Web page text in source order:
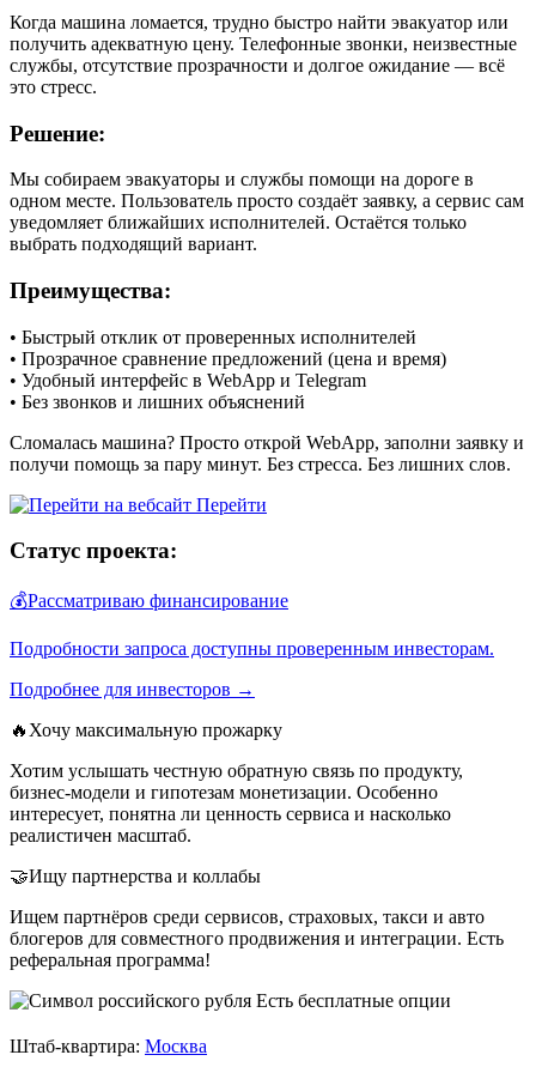
Когда машина ломается, трудно быстро найти эвакуатор или
получить адекватную цену. Телефонные звонки, неизвестные
службы, отсутствие прозрачности и долгое ожидание — всё
это стресс.
Решение:
Мы собираем эвакуаторы и службы помощи на дороге в
одном месте. Пользователь просто создаёт заявку, а сервис сам
уведомляет ближайших исполнителей. Остаётся только
выбрать подходящий вариант.
Преимущества:
• Быстрый отклик от проверенных исполнителей
• Прозрачное сравнение предложений (цена и время)
• Удобный интерфейс в WebApp и Telegram
• Без звонков и лишних объяснений
Сломалась машина? Просто открой WebApp, заполни заявку и
получи помощь за пару минут. Без стресса. Без лишних слов.
Перейти
Статус проекта:
💰Рассматриваю финансирование
Подробности запроса доступны проверенным инвесторам.
Подробнее для инвесторов →
🔥Хочу максимальную прожарку
Хотим услышать честную обратную связь по продукту,
бизнес-модели и гипотезам монетизации. Особенно
интересует, понятна ли ценность сервиса и насколько
реалистичен масштаб.
🤝Ищу партнерства и коллабы
Ищем партнёров среди сервисов, страховых, такси и авто
блогеров для совместного продвижения и интеграции. Есть
реферальная программа!
Есть бесплатные опции
Штаб-квартира: Москва